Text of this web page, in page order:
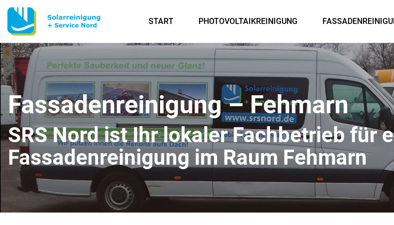
START PHOTOVOLTAIKREINIGUNG
Fassadenreinigung – Fehmarn
SRS Nord ist Ihr lokaler Fachbetrieb für
Fassadenreinigung im Raum Fehmarn